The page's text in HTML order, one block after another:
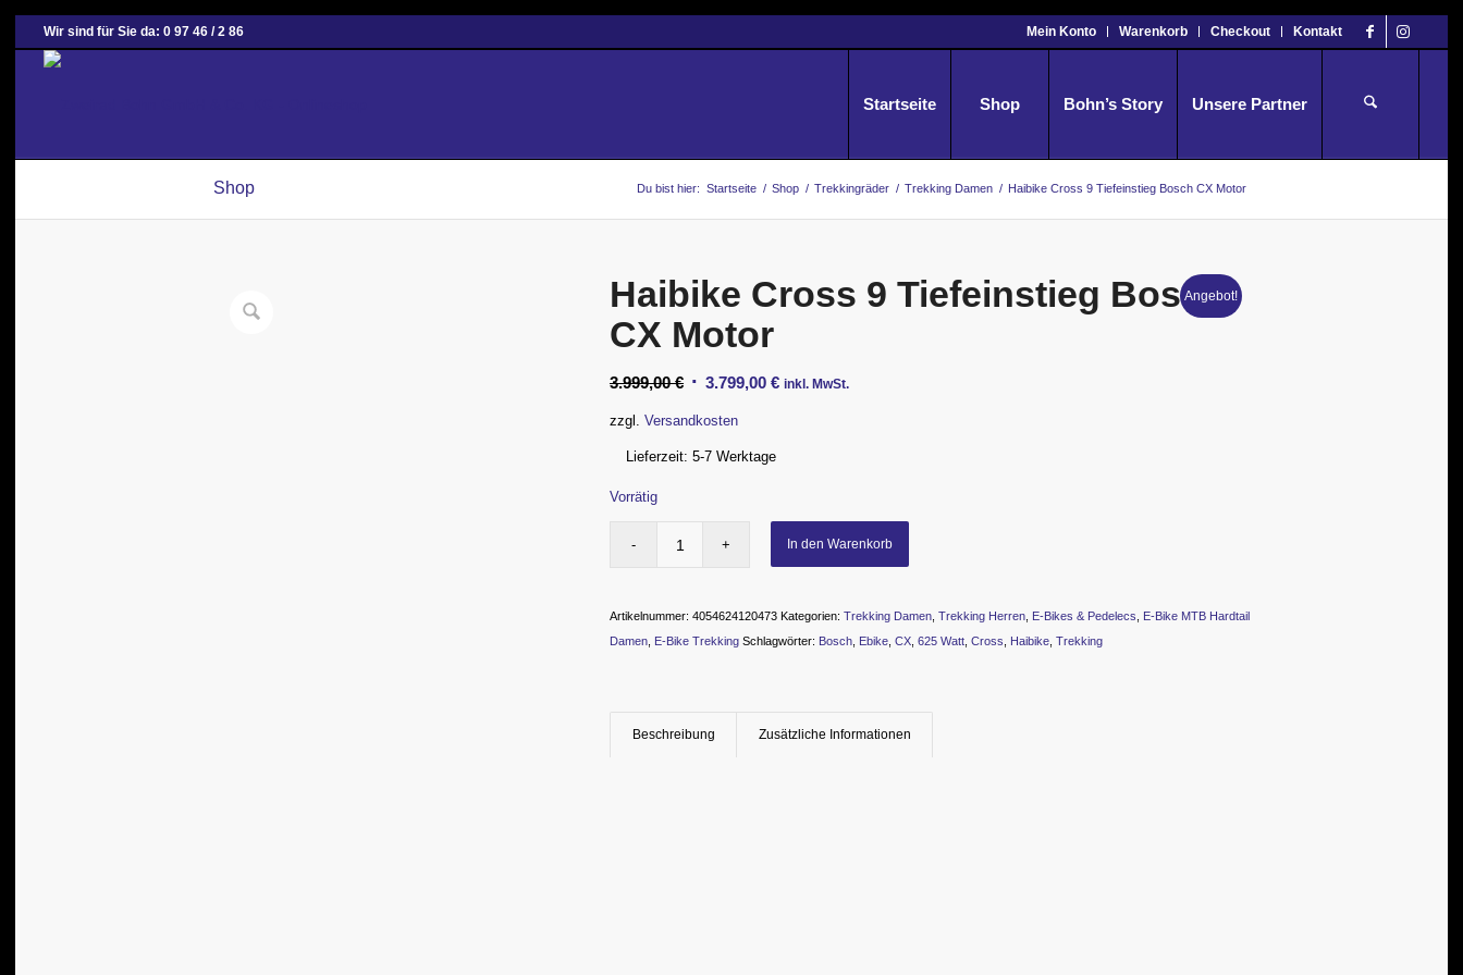
Mein Konto Warenkorb Checkout Kontakt
Wir sind für Sie da: 0 97 46 / 2 86
Startseite Shop Bohn’s Story Unsere Partner
Shop Du bist hier: Startseite / Shop / Trekkingräder / Trekking Damen / Haibike Cross 9 Tiefeinstieg Bosch CX Motor
Angebot!
Haibike Cross 9 Tiefeinstieg Bosch
CX Motor
3.999,00€ Ursprünglicher
3.999,00 €
3.799,00€Aktueller
inkl. MwSt.
zzgl.Versandkosten
Lieferzeit:5-7 Werktage
Vorrätig
In den Warenkorb
Artikelnummer:4054624120473 Kategorien:Trekking Damen ,Trekking Herren E-Bikes & Pedelecs
E-Bike MTB Hardtail
Damen
E-Bike Trekking Schlagwörter: Bosch Ebike ,CX ,625 Watt ,Cross Haibike ,Trekking
Beschreibung Zusätzliche Informationen